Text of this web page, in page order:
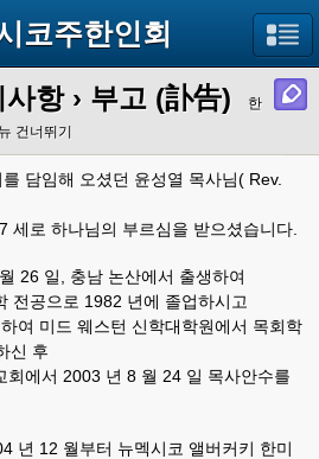
코주한인회
사항› 부고 (訃告)
한
건너뛰기
담임해 오셨던 윤성열 목사님( Rev.
로 하나님의 부르심을 받으셨습니다.
일, 충남 논산에서 출생하여
공으로 1982 년에 졸업하시고
미드 웨스턴 신학대학원에서 목회학
신 후
에서 2003 년 8 월 24 일 목사안수를
12 월부터 뉴멕시코 앨버커키 한미